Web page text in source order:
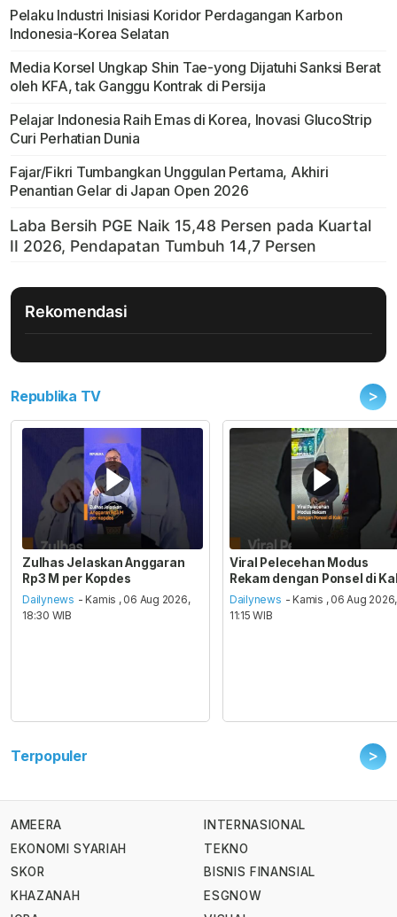
Pelaku Industri Inisiasi Koridor Perdagangan Karbon
Indonesia-Korea Selatan
Media Korsel Ungkap Shin Tae-yong Dijatuhi Sanksi Berat
oleh KFA, tak Ganggu Kontrak di Persija
Pelajar Indonesia Raih Emas di Korea, Inovasi GlucoStrip
Curi Perhatian Dunia
Fajar/Fikri Tumbangkan Unggulan Pertama, Akhiri
Penantian Gelar di Japan Open 2026
Rekomendasi
Republika TV >
Zulhas Jelaskan Anggaran
Rp3 M per Kopdes
Dailynews - Kamis , 06 Aug 2026,
18:30 WIB
Viral Pelecehan Modus
Rekam dengan Ponsel di
Dailynews - Kamis , 06 Aug 2026,
11:15 WIB
Terpopuler >
AMEERA
EKONOMI SYARIAH
SKOR
KHAZANAH
INTERNASIONAL
TEKNO
BISNIS FINANSIAL
ESGNOW